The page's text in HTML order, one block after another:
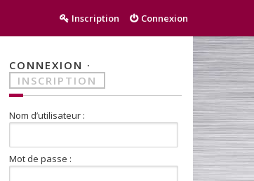
Connexion
Inscription
CONNEXION ·
INSCRIPTION
Nom d’utilisateur :
Mot de passe :